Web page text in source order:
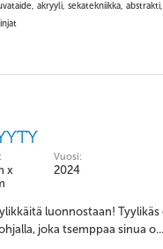
akryyli, sekatekniikka,
x
Vuosi:
2024
luonnostaan!
joka tsemppaa sinua o...